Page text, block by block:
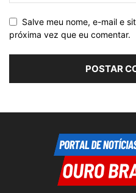
Salve meu nome, e-mail e
próxima vez que eu comentar.